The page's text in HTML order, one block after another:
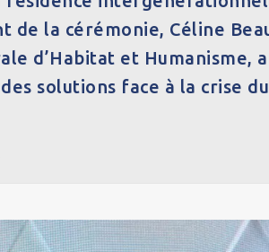
de la cérémonie, Céline
d’Habitat et Humanisme,
solutions face à la crise